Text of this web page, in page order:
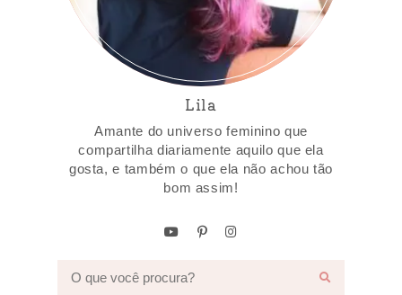
Lila
Amante do universo feminino que
compartilha diariamente aquilo que ela
gosta, e também o que ela não achou tão
bom assim!